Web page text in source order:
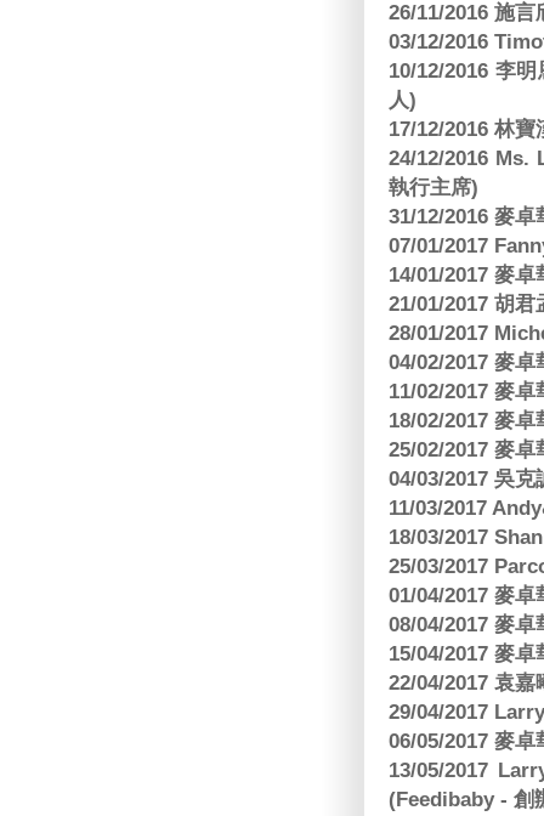
26/11/2016 施
03/12/2016
10/12/2016 李
人)
17/12/2016 林
24/12/2016
執行主席)
31/12/2016 麥
07/01/2017
14/01/2017 麥
21/01/2017 胡
28/01/2017
04/02/2017 麥
11/02/2017 麥
18/02/2017 麥
25/02/2017 麥
04/03/2017 吳
11/03/2017
18/03/2017
25/03/2017
01/04/2017 麥
08/04/2017 麥
15/04/2017 麥
22/04/2017 袁
29/04/2017
06/05/2017 麥
13/05/2017
(Feedibaby - 創